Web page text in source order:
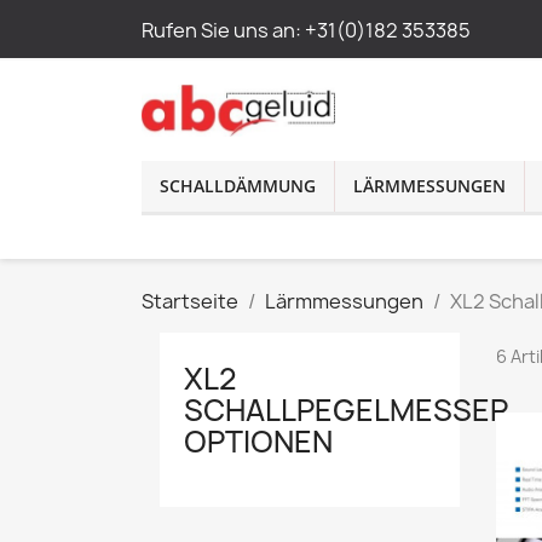
Rufen Sie uns an: +31(0)182 353385
SCHALLDÄMMUNG LÄRMMESSUNGEN
Startseite Lärmmessungen XL2
XL2
SCHALLPEGELMESSER
OPTIONEN
6